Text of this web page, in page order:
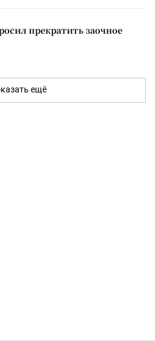
прекратить заочное
ещё